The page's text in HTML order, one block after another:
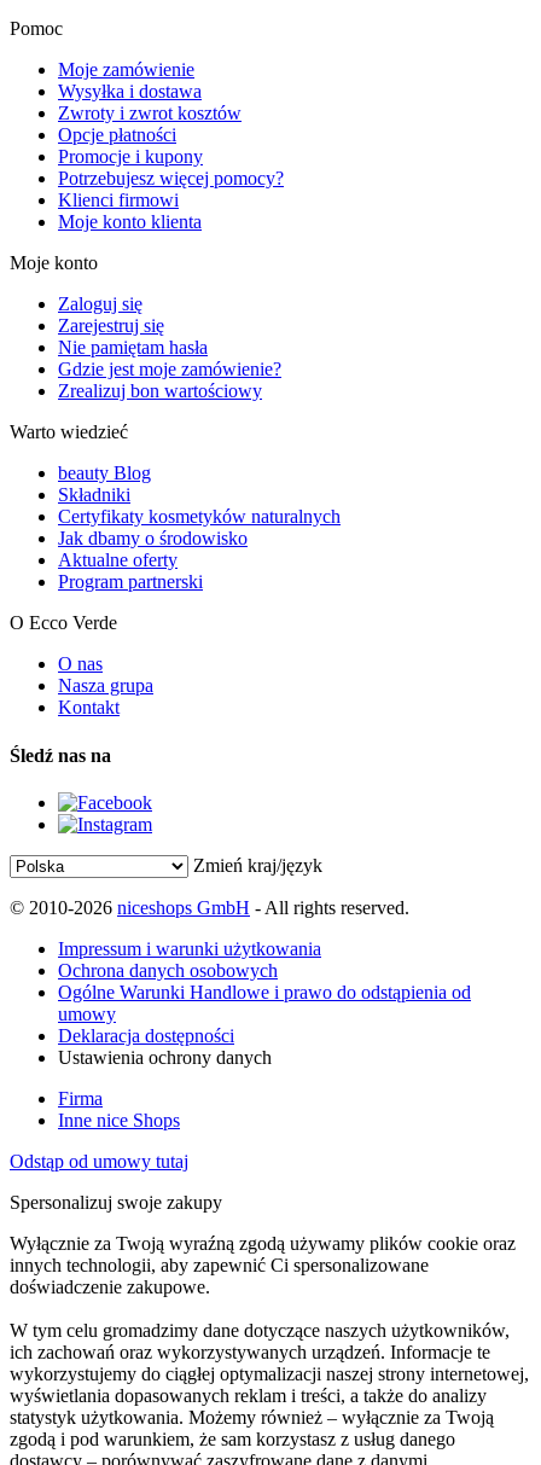
Pomoc
Moje zamówienie
Wysyłka i dostawa
Zwroty i zwrot kosztów
Opcje płatności
Promocje i kupony
Potrzebujesz więcej pomocy?
Klienci firmowi
Moje konto klienta
Moje konto
Zaloguj się
Zarejestruj się
Nie pamiętam hasła
Gdzie jest moje zamówienie?
Zrealizuj bon wartościowy
Warto wiedzieć
beauty Blog
Składniki
Certyfikaty kosmetyków naturalnych
Jak dbamy o środowisko
Aktualne oferty
Program partnerski
O Ecco Verde
O nas
Nasza grupa
Kontakt
Śledź nas na
Zmień kraj/język
© 2010-2026 niceshops GmbH - All rights reserved.
Impressum i warunki użytkowania
Ochrona danych osobowych
Ogólne Warunki Handlowe i prawo do odstąpienia od
umowy
Deklaracja dostępności
Ustawienia ochrony danych
Firma
Inne nice Shops
Odstąp od umowy tutaj
Spersonalizuj swoje zakupy
Wyłącznie za Twoją wyraźną zgodą używamy plików cookie oraz
innych technologii, aby zapewnić Ci spersonalizowane
doświadczenie zakupowe.
W tym celu gromadzimy dane dotyczące naszych użytkowników,
ich zachowań oraz wykorzystywanych urządzeń. Informacje te
wykorzystujemy do ciągłej optymalizacji naszej strony internetowej,
wyświetlania dopasowanych reklam i treści, a także do analizy
statystyk użytkowania. Możemy również – wyłącznie za Twoją
zgodą i pod warunkiem, że sam korzystasz z usług danego
dostawcy – porównywać zaszyfrowane dane z danymi